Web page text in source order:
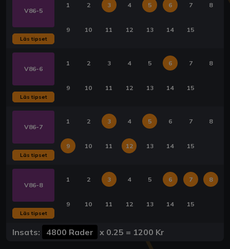
V86-5
Läs tipset
1 2 3 4 5 6 7 8
9 10 11 12 13 14 15
V86-6
Läs tipset
1 2 3 4 5 6 7 8
9 10 11 12 13 14 15
V86-7
Läs tipset
1 2 3 4 5 6 7 8
9 10 11 12 13 14 15
V86-8
Läs tipset
1 2 3 4 5 6 7 8
9 10 11 12 13 14 15
Insats: 4800 Rader x 0.25 = 1200 Kr